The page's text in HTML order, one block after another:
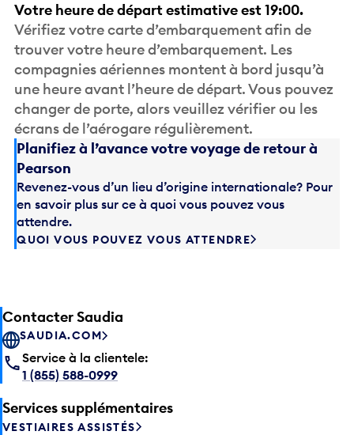
Votre heure de départ estimative est 19:00.
Vérifiez votre carte d’embarquement afin de
trouver votre heure d’embarquement. Les
compagnies aériennes montent à bord jusqu’à
une heure avant l’heure de départ. Vous pouvez
changer de porte, alors veuillez vérifier ou les
écrans de l’aérogare régulièrement.
Planifiez à l’avance votre voyage de retour à
Pearson
Revenez-vous d’un lieu d’origine internationale? Pour
en savoir plus sur ce à quoi vous pouvez vous
attendre.
QUOI VOUS POUVEZ VOUS ATTENDRE
Contacter Saudia
SAUDIA.COM
Service à la clientele:
1 (855) 588-0999
Services supplémentaires
VESTIAIRES ASSISTÉS